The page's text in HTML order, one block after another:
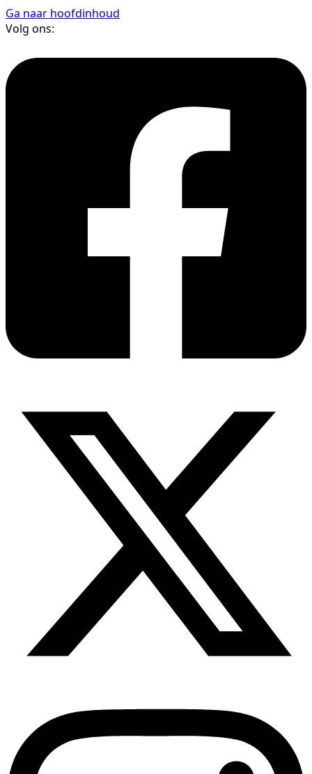
Ga naar hoofdinhoud
Volg ons: